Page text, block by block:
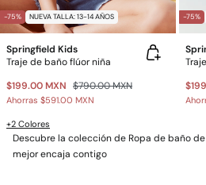
-75% NUEVA TALLA: 13-14 AÑOS
Springfield Kids
Traje de baño flúor niña
$199.00 MXN $790.00 MXN
Ahorras $591.00 MXN
+2 Colores
-75%
Descubre la colección de Ropa de baño
mejor encaja contigo